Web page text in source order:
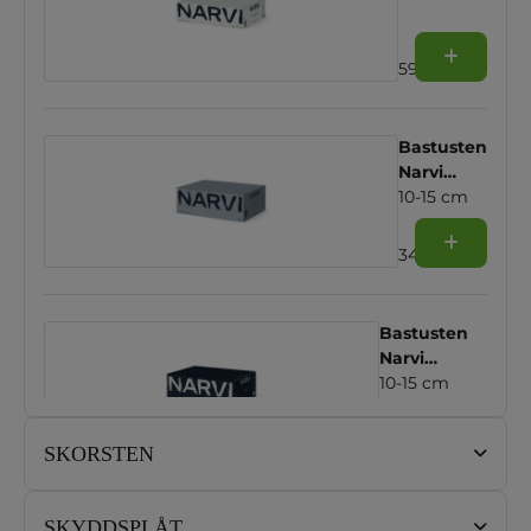
592 SEK
Bastusten
Narvi
Vulkanit
10-15 cm
345 SEK
Bastusten
Narvi
Olivindiabas
10-15 cm
SKORSTEN